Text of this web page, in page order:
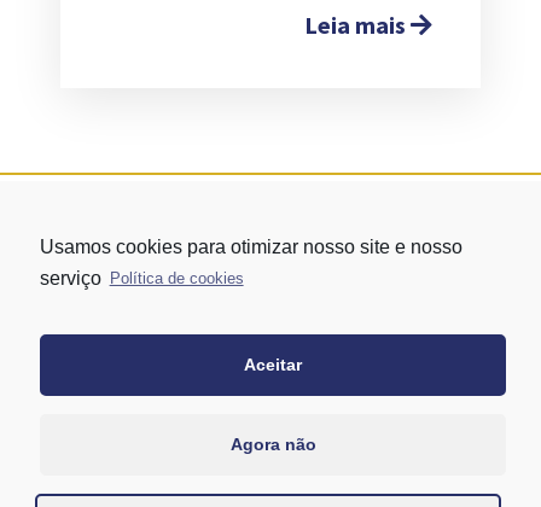
Leia mais
andar – conj. 1305 – Vila Mariana - São Paulo/SP
Usamos cookies para otimizar nosso site e nosso
serviço Política de cookies
Aceitar
Agora não